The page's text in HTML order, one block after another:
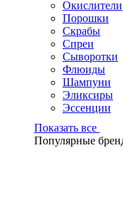
Окислители
Порошки
Скрабы
Спреи
Сыворотки
Флюиды
Шампуни
Эликсиры
Эссенции
Показать все
Популярные